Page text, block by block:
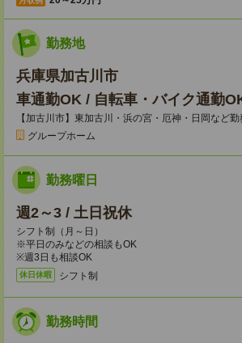
勤務地
兵庫県加古川市
車通勤OK / 自転車・バイク通勤
【加古川市】東加古川・浜の宮・厄神・日岡など勤
グループホーム
勤務曜日
週2～3 / 土日祝休
シフト制（月～日）
※平日のみなどの相談もOK
※週3日も相談OK
休日休暇 シフト制
勤務時間